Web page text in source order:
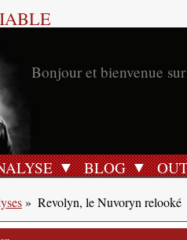
BLOG
» Revolyn, le Nuvoryn relooké